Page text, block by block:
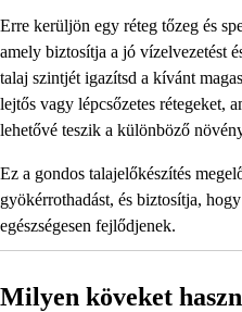
Erre kerüljön egy réteg tőzeg és
amely biztosítja a jó vízelvezetést
talaj szintjét igazítsd a kívánt
lejtős vagy lépcsőzetes rétegeket,
lehetővé teszik a különböző
Ez a gondos talajelőkészítés
gyökérrothadást, és biztosítja,
egészségesen fejlődjenek.
Milyen köveket